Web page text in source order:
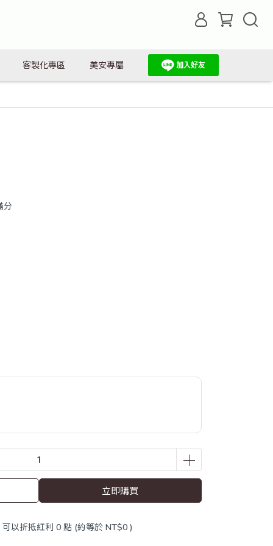
客製化專區 美安專屬
分
立即購買
以折抵紅利 0 點 (約等於 NT$0 )